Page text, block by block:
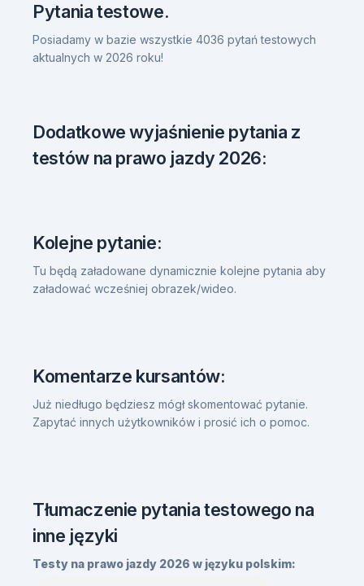
Pytania testowe.
Posiadamy w bazie wszystkie 4036 pytań testowych
aktualnych w 2026 roku!
Dodatkowe wyjaśnienie pytania z
testów na prawo jazdy 2026:
Kolejne pytanie:
Tu będą załadowane dynamicznie kolejne pytania aby
załadować wcześniej obrazek/wideo.
Komentarze kursantów:
Już niedługo będziesz mógł skomentować pytanie.
Zapytać innych użytkowników i prosić ich o pomoc.
Tłumaczenie pytania testowego na
inne języki
Testy na prawo jazdy 2026 w języku polskim: